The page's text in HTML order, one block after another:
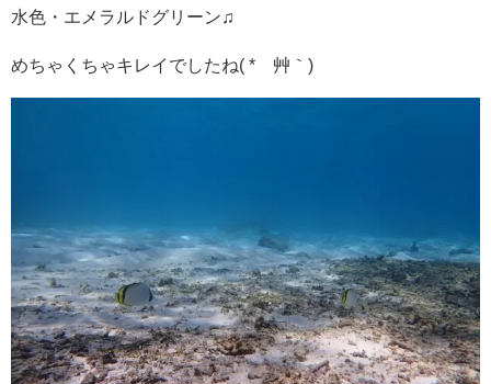
水色・エメラルドグリーン♫
めちゃくちゃキレイでしたね( *´艸｀)